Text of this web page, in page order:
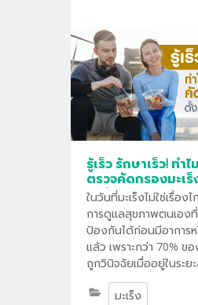
รู้เร็ว รักษาเร็ว! ทำไมคุณควร
ตรวจคัดกรองมะเ
ไม่มีอาการ?
ในวันที่มะเร็งไม่ใช่เรื่อ
การดูแลสุขภาพตนเอง
ป้องกันได้ก่อนมีอาการห
แล้ว เพราะกว่า 70% ของผู้ป่วยมะเร็ง
ถูกวินิจฉัยเมื่ออยู่ในระย
หลายชนิดสามารถรักษาใ
ตรวจพบในระยะแรกเริ่ม
มะเร็ง